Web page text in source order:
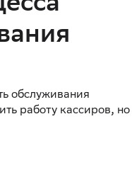
обслуживания
работу кассиров, но